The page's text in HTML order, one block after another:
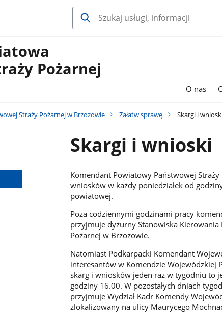
Pożarnej
O nas
Straży Pożarnej w Brzozowie Załatw sprawę Skargi i
Skargi i wnioski
Komendant Powiatowy Państwowej
wniosków w każdy poniedziałek od
powiatowej.
Poza codziennymi godzinami pracy
przyjmuje dyżurny Stanowiska
Pożarnej w Brzozowie.
Natomiast Podkarpacki Komendant
interesantów w Komendzie Wojewódzkiej
skarg i wniosków jeden raz w tygodniu to
godziny 16.00. W pozostałych dniach
przyjmuje Wydział Kadr Komendy
zlokalizowany na ulicy Maurycego